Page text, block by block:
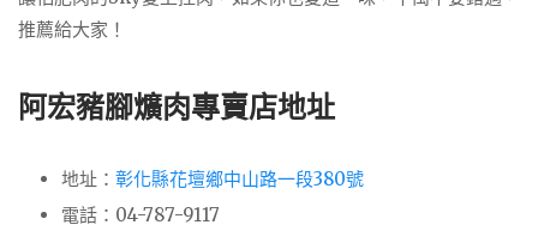
推薦給大家！
阿宏豬腳爌肉專賣店地址
地址： 彰化縣花壇鄉中山路一段380號
電話：04-787-9117